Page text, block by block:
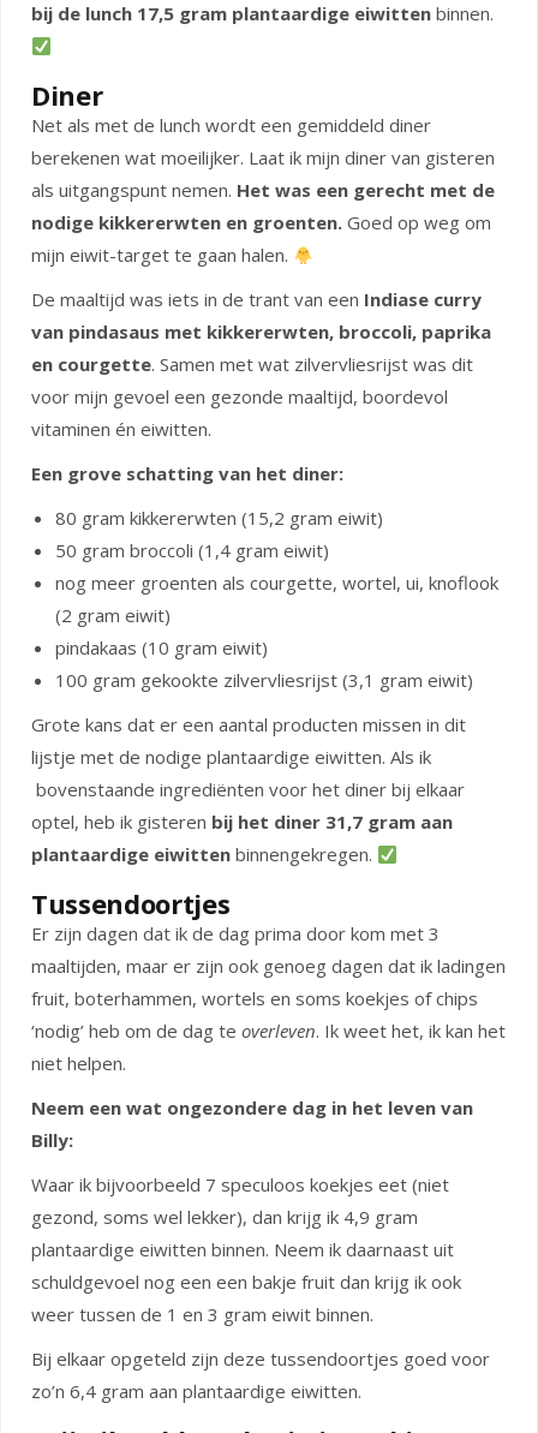
bij de lunch 17,5 gram plantaardige eiwitten binnen.
Diner
Net als met de lunch wordt een gemiddeld diner
berekenen wat moeilijker. Laat ik mijn diner van gisteren
als uitgangspunt nemen. Het was een gerecht met de
nodige kikkererwten en groenten. Goed op weg om
mijn eiwit-target te gaan halen.
De maaltijd was iets in de trant van een Indiase curry
van pindasaus met kikkererwten, broccoli, paprika
en courgette. Samen met wat zilvervliesrijst was dit
voor mijn gevoel een gezonde maaltijd, boordevol
vitaminen én eiwitten.
Een grove schatting van het diner:
80 gram kikkererwten (15,2 gram eiwit)
50 gram broccoli (1,4 gram eiwit)
nog meer groenten als courgette, wortel, ui, knoflook
(2 gram eiwit)
pindakaas (10 gram eiwit)
100 gram gekookte zilvervliesrijst (3,1 gram eiwit)
Grote kans dat er een aantal producten missen in dit
lijstje met de nodige plantaardige eiwitten. Als ik
bovenstaande ingrediënten voor het diner bij elkaar
optel, heb ik gisteren bij het diner 31,7 gram aan
plantaardige eiwitten binnengekregen.
Tussendoortjes
Er zijn dagen dat ik de dag prima door kom met 3
maaltijden, maar er zijn ook genoeg dagen dat ik ladingen
fruit, boterhammen, wortels en soms koekjes of chips
‘nodig’ heb om de dag te overleven. Ik weet het, ik kan het
niet helpen.
Neem een wat ongezondere dag in het leven van
Billy:
Waar ik bijvoorbeeld 7 speculoos koekjes eet (niet
gezond, soms wel lekker), dan krijg ik 4,9 gram
plantaardige eiwitten binnen. Neem ik daarnaast uit
schuldgevoel nog een een bakje fruit dan krijg ik ook
weer tussen de 1 en 3 gram eiwit binnen.
Bij elkaar opgeteld zijn deze tussendoortjes goed voor
zo’n 6,4 gram aan plantaardige eiwitten.